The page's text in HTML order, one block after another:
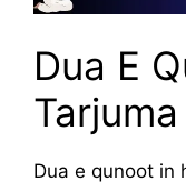
Dua E
Dua e qunoot in